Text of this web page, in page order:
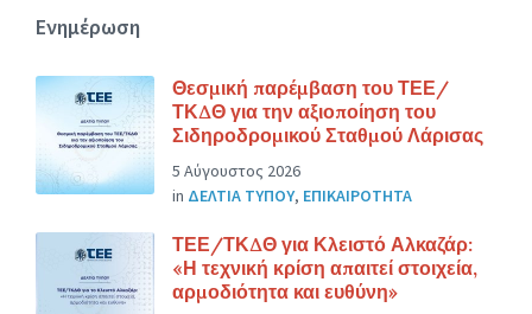
Ενημέρωση
Θεσμική παρέμβαση του ΤΕΕ/
ΤΚΔΘ για την αξιοποίηση του
Σιδηροδρομικού Σταθμού Λάρισας
5 Αύγουστος 2026
in ΔΕΛΤΙΑ ΤΥΠΟΥ, ΕΠΙΚΑΙΡΟΤΗΤΑ
ΤΕΕ/ΤΚΔΘ για Κλειστό Αλκαζάρ:
«Η τεχνική κρίση απαιτεί στοιχεία,
αρμοδιότητα και ευθύνη»